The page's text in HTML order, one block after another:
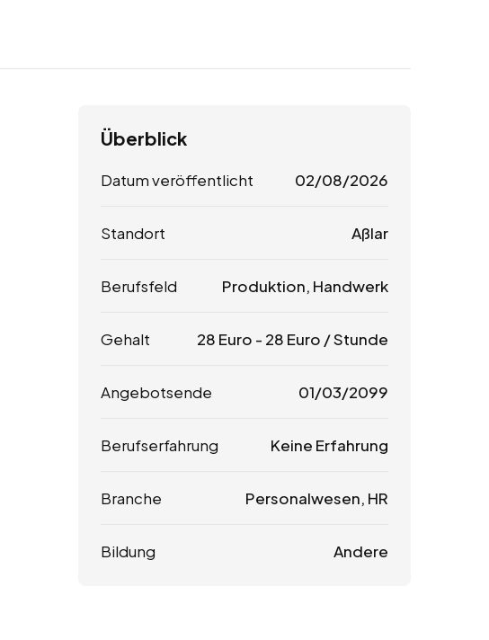
Überblick
Datum veröffentlicht 02/08/2026
Standort Aßlar
Berufsfeld Produktion, Handwerk
Gehalt 28 Euro - 28 Euro / Stunde
Angebotsende 01/03/2099
Berufserfahrung Keine Erfahrung
Branche Personalwesen, HR
Bildung Andere